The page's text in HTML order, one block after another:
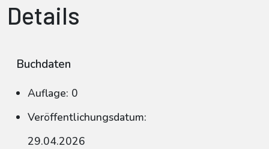
Details
Buchdaten
Auflage: 0
Veröffentlichungsdatum:
29.04.2026